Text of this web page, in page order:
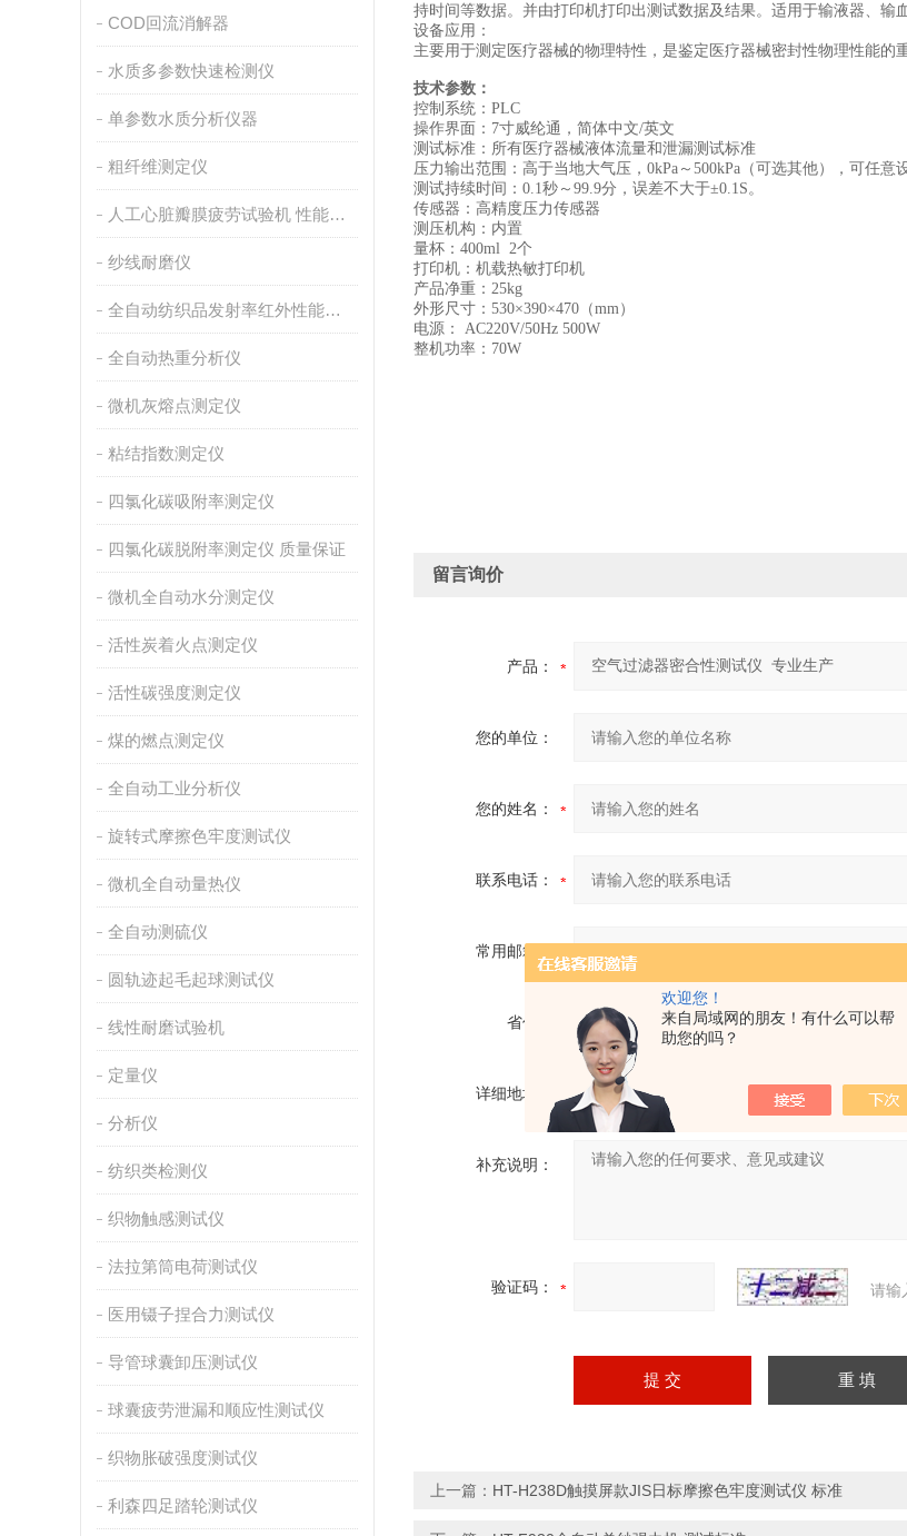
欢迎您！
来自局域网的朋友！有什么可以帮
助您的吗？
COD回流消解器
水质多参数快速检测仪
单参数水质分析仪器
粗纤维测定仪
人工心脏瓣膜疲劳试验机 性能稳定
纱线耐磨仪
全自动纺织品发射率红外性能分析
全自动热重分析仪
微机灰熔点测定仪
粘结指数测定仪
四氯化碳吸附率测定仪
四氯化碳脱附率测定仪 质量保证
微机全自动水分测定仪
活性炭着火点测定仪
活性碳强度测定仪
煤的燃点测定仪
全自动工业分析仪
旋转式摩擦色牢度测试仪
微机全自动量热仪
全自动测硫仪
圆轨迹起毛起球测试仪
线性耐磨试验机
定量仪
分析仪
纺织类检测仪
织物触感测试仪
法拉第筒电荷测试仪
医用镊子捏合力测试仪
导管球囊卸压测试仪
球囊疲劳泄漏和顺应性测试仪
织物胀破强度测试仪
利森四足踏轮测试仪
持时间等数据。并由打印机打印出测试数据及结果。适用于输液器、输
设备应用：
主要用于测定 医疗器械的物理特性 ，是鉴定 医疗器械密封性物理性能的
技术参数：
控制系统： PLC
操作界面： 7寸威纶通，简体中文/英文
测试标准：所有医疗器械液体流量和泄漏测试标准
压力输出范围：高于当地大气压， 0kPa ～ 500kPa （可选其他），可任
测试持续时间： 0.1秒～ 99.9分，误差不大于±0.1S。
传感器：高精度压力传感器
测压机构：内置
量杯： 400ml 2个
打印机：机载热敏打印机
产品净重： 25kg
外形尺寸： 530×390×470 （mm）
电源：
AC220V/50Hz 500W
整机功率： 70W
留言询价
产品：
您的单位：
您的姓名：
联系电话：
常用邮箱：
省份：
详细地址：
补充说明：
验证码： 请输
上一篇： HT-H238D触摸屏款JIS日标摩擦色牢度测试仪 标准